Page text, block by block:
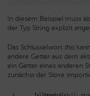
In diesem Beispiel muss
der Typ String explizit
Das Schlüsselwort this
andere Getter aus dem
ein Getter eines anderen
zunächst der Store
fullNameAndCity():